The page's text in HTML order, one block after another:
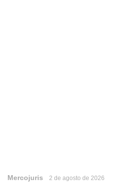
Mercojuris 2 de agosto de 2026